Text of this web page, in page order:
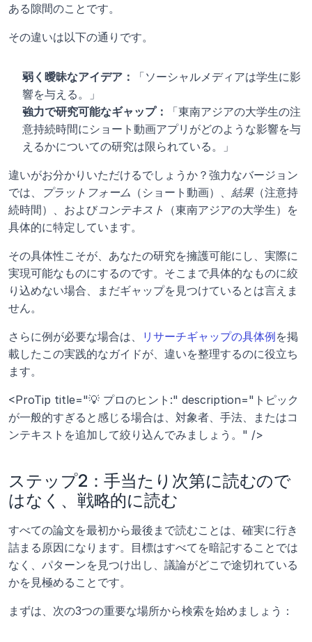
ある隙間のことです。
その違いは以下の通りです。
弱く曖昧なアイデア：
「ソーシャルメディアは学生に影
響を与える。」
強力で研究可能なギャップ：
「東南アジアの大学生の注
意持続時間にショート動画アプリがどのような影響を与
えるかについての研究は限られている。」
違いがお分かりいただけるでしょうか？強力なバージョン
では、
プラットフォーム （ショート動画）、 結果（注意持
続時間）、およびコンテキスト
（東南アジアの大学生）を
具体的に特定しています。
その具体性こそが、あなたの研究を擁護可能にし、実際に
実現可能なものにするのです。そこまで具体的なものに絞
り込めない場合、まだギャップを見つけているとは言えま
せん。
さらに例が必要な場合は、 リサーチギャップの具体例を掲
載したこの実践的なガイドが、違いを整理するのに役立ち
ます。
<ProTip title="💡 プロのヒント:" description="トピック
が一般的すぎると感じる場合は、対象者、手法、またはコ
ンテキストを追加して絞り込んでみましょう。" />
ステップ2：手当たり次第に読むので
はなく、戦略的に読む
すべての論文を最初から最後まで読むことは、確実に行き
詰まる原因になります。目標はすべてを暗記することでは
なく、パターンを見つけ出し、議論がどこで途切れている
かを見極めることです。
まずは、次の3つの重要な場所から検索を始めましょう：